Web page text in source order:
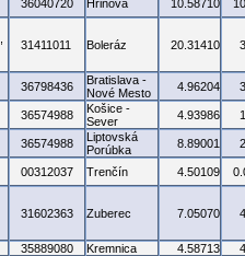
36040720 Hriňová 10.58710
31411011 Boleráz 20.31410
36798436
Bratislava -
Nové Mesto
4.96204
36574988
Košice -
Sever
4.93986
36574988
Liptovská
Porúbka
8.89001
00312037 Trenčín 4.50109
31602363 Zuberec 7.05070
35889080 Kremnica 4.58713